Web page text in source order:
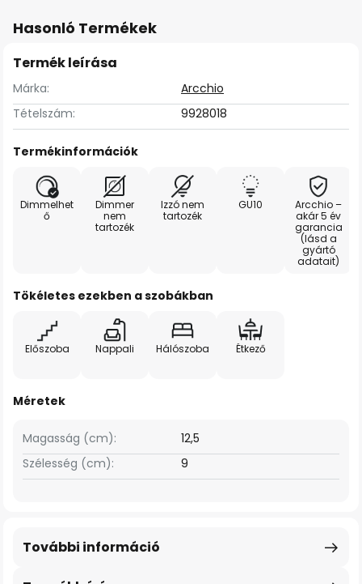
Hasonló Termékek
Termék leírása
Márka:
Arcchio
Tételszám:
9928018
Termékinformációk
Dimmelhet
ő
Dimmer
nem
tartozék
Izzó nem
tartozék
GU10
Arcchio –
akár 5 év
garancia
(lásd a
gyártó
adatait)
Tökéletes ezekben a szobákban
Előszoba Nappali Hálószoba Étkező
Méretek
Szélesség (cm): 9
Magasság (cm): 12,5
További információ